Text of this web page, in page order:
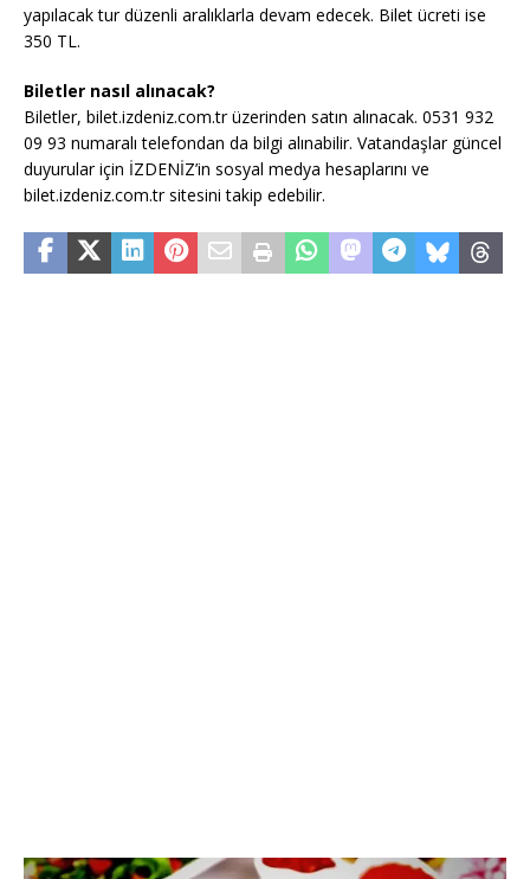
yapılacak tur düzenli aralıklarla devam edecek. Bilet ücreti ise
350 TL.
Biletler nasıl alınacak?
Biletler, bilet.izdeniz.com.tr üzerinden satın alınacak. 0531 932
09 93 numaralı telefondan da bilgi alınabilir. Vatandaşlar güncel
duyurular için İZDENİZ’in sosyal medya hesaplarını ve
bilet.izdeniz.com.tr sitesini takip edebilir.